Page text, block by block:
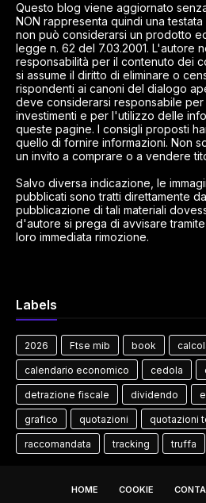
Questo blog viene aggiornato
NON rappresenta quindi una
non può considerarsi un prodotto
legge n. 62 del 7.03.2001. L'autore
responsabilità per il contenuto dei
si assume il diritto di eliminare o
rispondenti ai canoni del dialogo
deve considerarsi responsabile
investimenti e per l'utilizzo delle
queste pagine. I consigli proposti
quello di fornire informazioni. Non
un invito a comprare o a vendere
Salvo diversa indicazione, le
pubblicati sono tratti direttamente
pubblicazione di tali materiali
d'autore si prega di avvisare
loro immediata rimozione.
Labels
2026 Ftse mib book
calendario economico cedola
detrazione fiscale dividendo
grafico quotazioni quotazioni
raccomandata tracking truffa
HOME COOKIE